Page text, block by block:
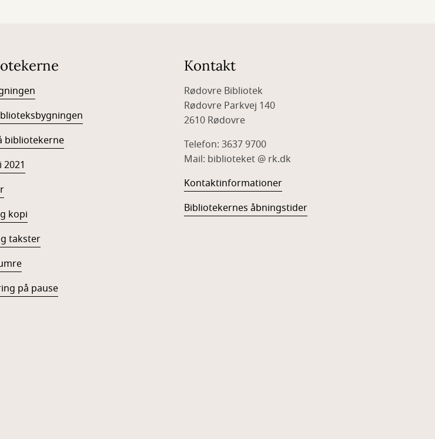
bibliotekerne
kopi
takster
på pause
Kontakt
Rødovre Bibliotek
Rødovre Parkvej 140
2610 Rødovre
Telefon: 3637 9700
Mail: biblioteket @ rk.dk
Kontaktinformationer
Bibliotekernes åbningstider